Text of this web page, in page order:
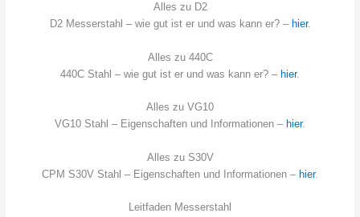
Alles zu D2
D2 Messerstahl – wie gut ist er und was kann er? – hier.
Alles zu 440C
440C Stahl – wie gut ist er und was kann er? – hier.
Alles zu VG10
VG10 Stahl – Eigenschaften und Informationen – hier.
Alles zu S30V
CPM S30V Stahl – Eigenschaften und Informationen – hier.
Leitfaden Messerstahl